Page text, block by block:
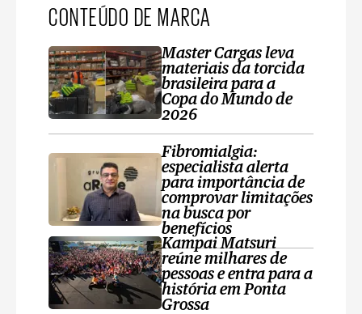
CONTEÚDO DE MARCA
Master Cargas leva
materiais da torcida
brasileira para a
Copa do Mundo de
2026
Fibromialgia:
especialista alerta
para importância de
comprovar limitações
na busca por
benefícios
Kampai Matsuri
reúne milhares de
pessoas e entra para a
história em Ponta
Grossa